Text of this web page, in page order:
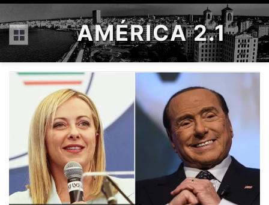
Menú AMÉRICA 2.1